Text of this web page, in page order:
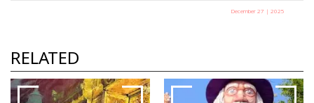
December 27 | 2025
RELATED